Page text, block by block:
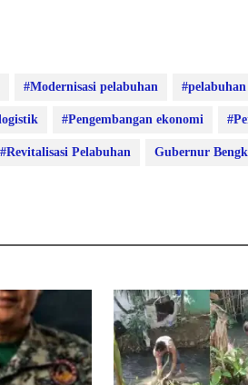
#Modernisasi pelabuhan
#Pengembangan ekonomi
#Revitalisasi Pelabuhan Gubernur